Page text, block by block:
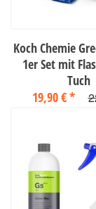
Koch Chemie
1er Set mit
Tuch
19,90 €*